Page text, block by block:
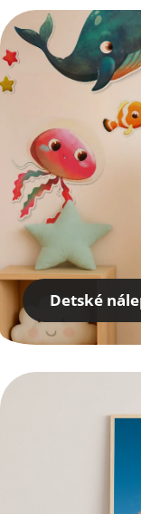
Detské